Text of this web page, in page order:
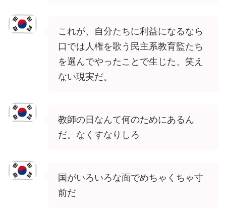
これが、自分たちに利益になるなら
口では人権を歌う民主系教育監たち
を選んでやったことで生じた、笑え
ない現実だ。
教師の日なんて何のためにあるん
だ。なくすなりしろ
国がいろいろな面でめちゃくちゃ寸
前だ